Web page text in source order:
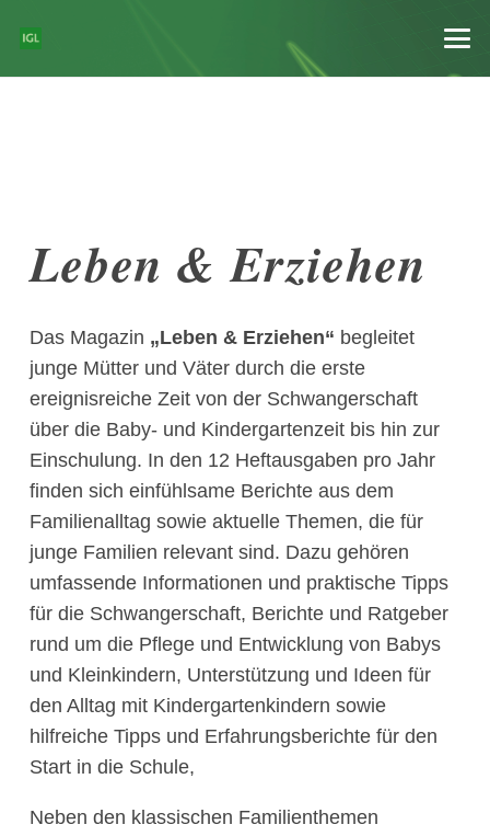
Leben & Erziehen
Das Magazin „Leben & Erziehen“ begleitet
junge Mütter und Väter durch die erste
ereignisreiche Zeit von der Schwangerschaft
über die Baby- und Kindergartenzeit bis hin zur
Einschulung. In den 12 Heftausgaben pro Jahr
finden sich einfühlsame Berichte aus dem
Familienalltag sowie aktuelle Themen, die für
junge Familien relevant sind. Dazu gehören
umfassende Informationen und praktische Tipps
für die Schwangerschaft, Berichte und Ratgeber
rund um die Pflege und Entwicklung von Babys
und Kleinkindern, Unterstützung und Ideen für
den Alltag mit Kindergartenkindern sowie
hilfreiche Tipps und Erfahrungsberichte für den
Start in die Schule,
Neben den klassischen Familienthemen